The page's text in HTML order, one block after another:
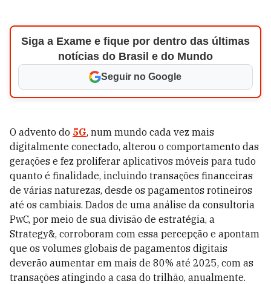
Siga a Exame e fique por dentro das últimas
notícias do Brasil e do Mundo
Seguir no Google
O advento do 5G, num mundo cada vez mais
digitalmente conectado, alterou o comportamento das
gerações e fez proliferar aplicativos móveis para tudo
quanto é finalidade, incluindo transações financeiras
de várias naturezas, desde os pagamentos rotineiros
até os cambiais. Dados de uma análise da consultoria
PwC, por meio de sua divisão de estratégia, a
Strategy&, corroboram com essa percepção e apontam
que os volumes globais de pagamentos digitais
deverão aumentar em mais de 80% até 2025, com as
transações atingindo a casa do trilhão, anualmente.